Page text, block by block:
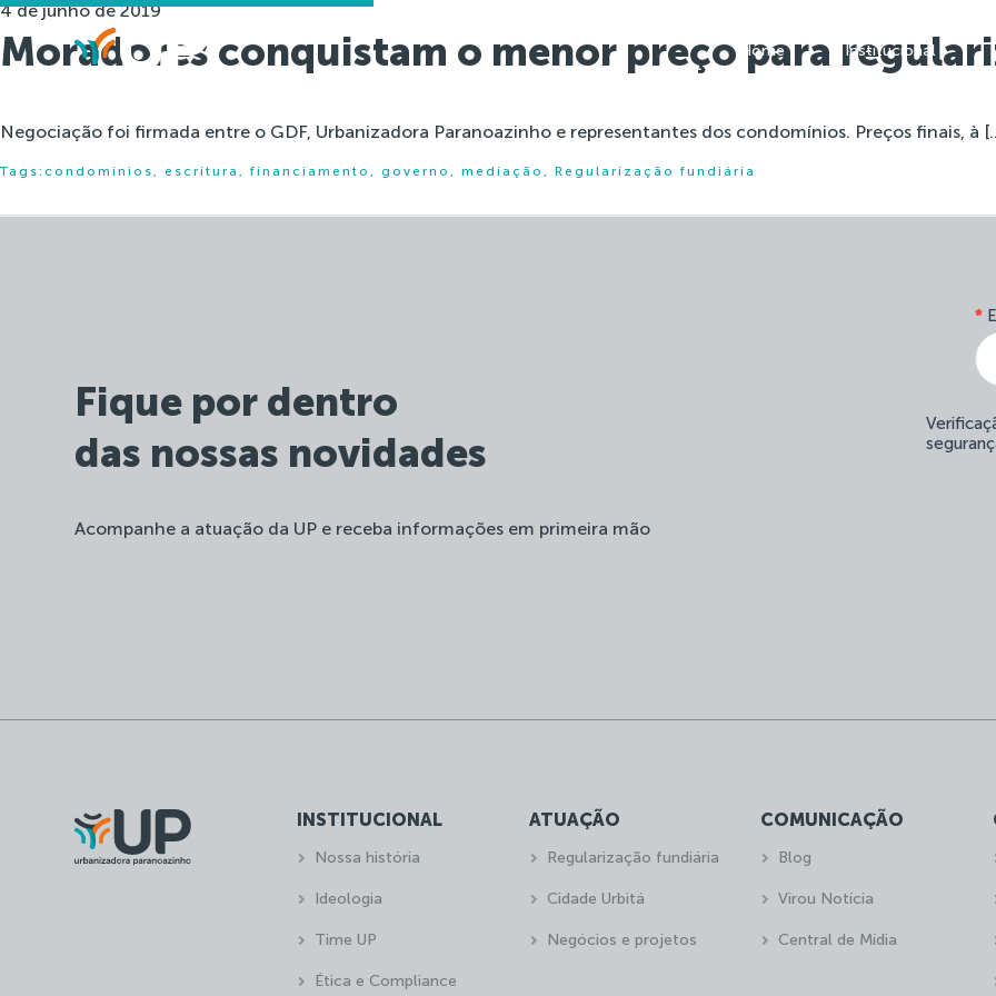
Home Institucional
4 de junho de 2019
Moradores conquistam o menor preço para
Negociação foi firmada entre o GDF, Urbanizadora Paranoazinho e representantes dos condomínios. Preços finais, à
Tags: condomínios, escritura , financiamento , governo , mediação , Regularização fundiária
Fique por dentro
das nossas novidades
Acompanhe a atuação da UP e receba informações em primeira mão
*
INSTITUCIONAL
Nossa história
Ideologia
Time UP
Ética e Compliance
ATUAÇÃO
Regularização fundiária
Cidade Urbitá
Negócios e projetos
COMUNICAÇÃO
Blog
Virou Notícia
Central de Mídia